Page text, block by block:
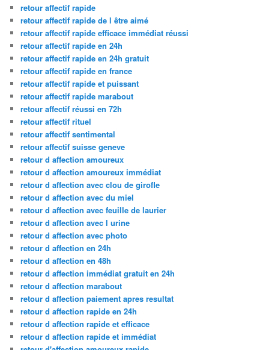
retour affectif rapide
retour affectif rapide de l être aimé
retour affectif rapide efficace immédiat réussi
retour affectif rapide en 24h
retour affectif rapide en 24h gratuit
retour affectif rapide en france
retour affectif rapide et puissant
retour affectif rapide marabout
retour affectif réussi en 72h
retour affectif rituel
retour affectif sentimental
retour affectif suisse geneve
retour d affection amoureux
retour d affection amoureux immédiat
retour d affection avec clou de girofle
retour d affection avec du miel
retour d affection avec feuille de laurier
retour d affection avec l urine
retour d affection avec photo
retour d affection en 24h
retour d affection en 48h
retour d affection immédiat gratuit en 24h
retour d affection marabout
retour d affection paiement apres resultat
retour d affection rapide en 24h
retour d affection rapide et efficace
retour d affection rapide et immédiat